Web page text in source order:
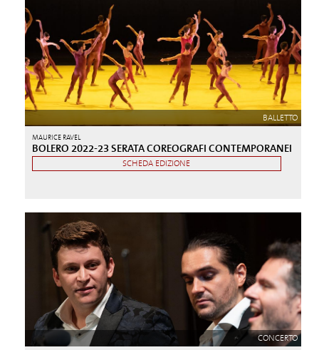
BALLETTO
MAURICE RAVEL
BOLERO 2022-23 SERATA COREOGRAFI CONTEMPORANEI
SCHEDA EDIZIONE
CONCERTO